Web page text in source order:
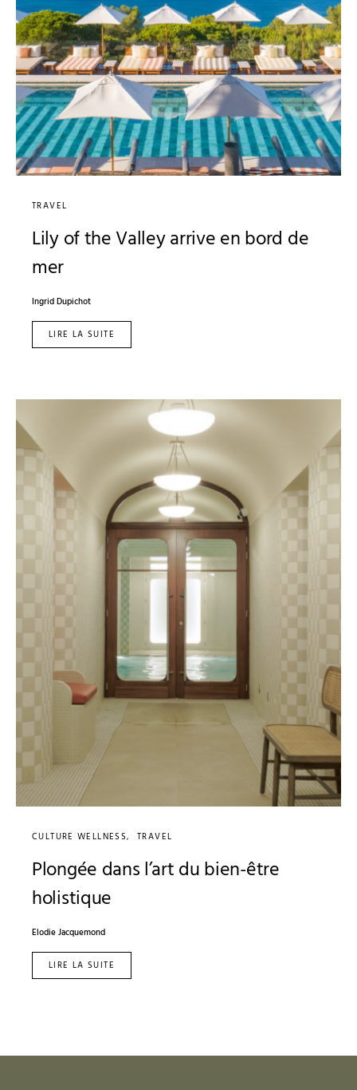
TRAVEL
Lily of the Valley arrive en bord de
mer
Ingrid Dupichot
LIRE LA SUITE
CULTURE WELLNESS TRAVEL
Plongée dans l’art du bien-être
holistique
Elodie Jacquemond
LIRE LA SUITE